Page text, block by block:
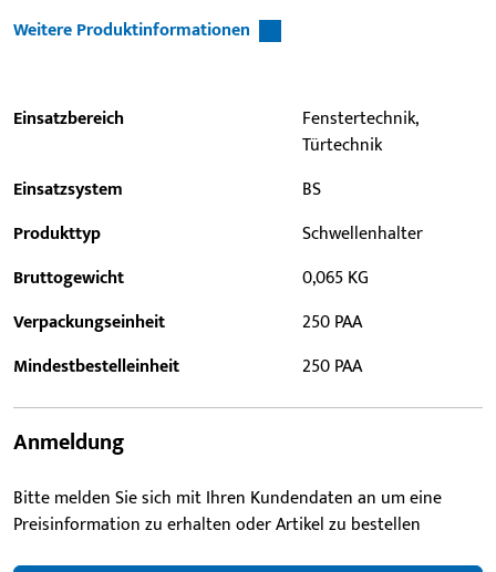
Weitere Produktinformationen
Einsatzbereich
Fenstertechnik,
Türtechnik
Einsatzsystem
BS
Produkttyp
Schwellenhalter
Bruttogewicht
0,065 KG
Verpackungseinheit
250 PAA
Mindestbestelleinheit
250 PAA
Anmeldung
Bitte melden Sie sich mit Ihren Kundendaten an um eine
Preisinformation zu erhalten oder Artikel zu bestellen